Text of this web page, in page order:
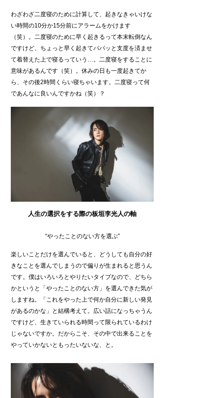
わざわざ二度寝のために計算して、起きなきゃいけな
い時間の10分か15分前にアラームをかけます
（笑）。二度寝のために早く起きるって本末転倒なん
ですけど、ちょっと早く起きてパパッと支度を済ませ
て着替えた上で寝るっていう…。二度寝をすることに
意味があるんです（笑）。休みの日も一度起きてか
ら、その後2時間くらい寝ちゃいます。二度寝って何
であんなに良いんですかね（笑）？
人生の選択をする際の板垣李光人の軸
“やったことのない方を選ぶ”
楽しいことだけを選んでいると、どうしても自分の好
きなことを選んでしまうので偏りが生まれると思うん
です。僕はいろいろとやりたいタイプなので、どちら
かというと「やったことのない方」を選んできた気が
しますね。「これをやった上で何か自分に新しい発見
があるのかな」と結構考えて。広い話になっちゃうん
ですけど、生きていられる時間って限られているわけ
じゃないですか。だからこそ、その中で出来ることを
やっていかないともったいないな、と。